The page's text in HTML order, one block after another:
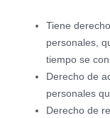
Tiene
personales,
tiempo se
Derecho de
personales
Derecho de